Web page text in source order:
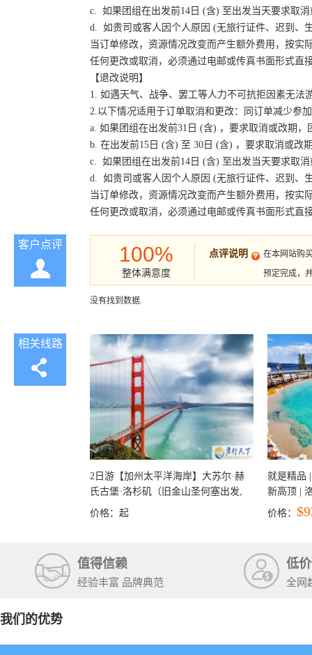
c. 如果团组在出发前14日 (含) 至出发当天要求取
d. 如贵司或客人因个人原因 (无旅行证件、迟到、
当订单修改，资源情况改变而产生额外费用，按实
任何更改或取消，必须通过电邮或传真书面形式直
【退改说明】
1. 如遇天气、战争、罢工等人力不可抗拒因素无
2.以下情况适用于订单取消和更改：同订单减少参
a. 如果团组在出发前31日 (含) ，要求取消或改期
b. 在出发前15日 (含) 至 30日 (含) ，要求取消或改
c. 如果团组在出发前14日 (含) 至出发当天要求取
d. 如贵司或客人因个人原因 (无旅行证件、迟到、
当订单修改，资源情况改变而产生额外费用，按实
任何更改或取消，必须通过电邮或传真书面形式直
客户点评 100%
整体满意度
点评说明
在本网站购
预定完成，
没有找到数据.
相关线路
2日游【加州太平洋海岸】大苏尔·赫
氏古堡·洛杉矶（旧金山圣何塞出发,
洛杉矶结束）
价格： 起
就是精品
新高顶 |
彩穴+马
价格：
值得信赖
经验丰富 品牌典范
低
全网
我们的优势